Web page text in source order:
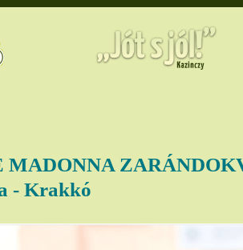
MADONNA
- Krakkó